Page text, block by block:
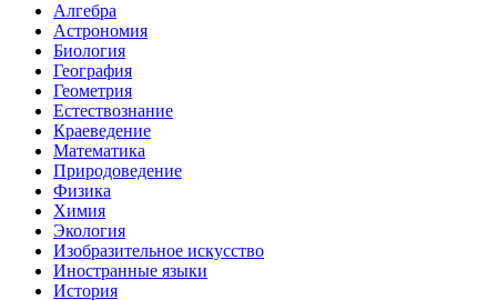
Алгебра
Астрономия
Биология
География
Геометрия
Естествознание
Краеведение
Математика
Природоведение
Физика
Химия
Экология
Изобразительное искусство
Иностранные языки
История